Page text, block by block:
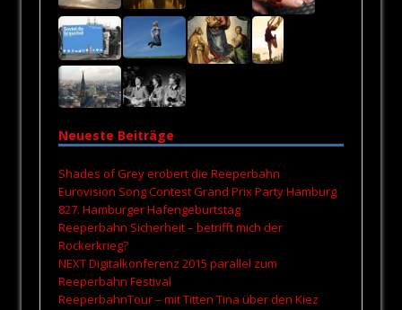
Neueste Beiträge
Shades of Grey erobert die Reeperbahn
Eurovision Song Contest Grand Prix Party Hamburg
827. Hamburger Hafengeburtstag
Reeperbahn Sicherheit – betrifft mich der
Rockerkrieg?
NEXT Digitalkonferenz 2015 parallel zum
Reeperbahn Festival
ReeperbahnTour – mit Titten Tina über den Kiez